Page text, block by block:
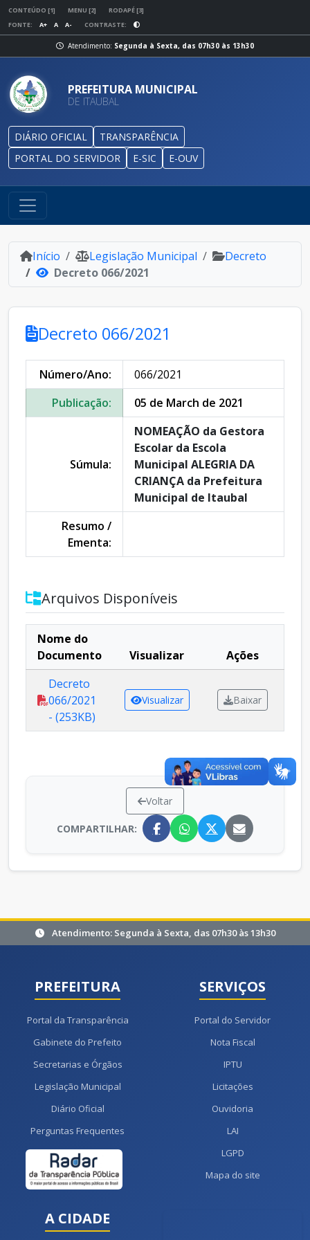
CONTEÚDO [1] MENU [2]
RODAPÉ [3]
FONTE:
A+ A A- CONTRASTE:
Atendimento: Segunda à Sexta, das 07h30 às 13h30
PREFEITURA MUNICIPAL
DE ITAUBAL
DIÁRIO OFICIAL
TRANSPARÊNCIA
PORTAL DO SERVIDOR
E-SIC E-OUV
Início Legislação Municipal
Decreto
Decreto 066/2021
Decreto 066/2021
Número/Ano:
066/2021
Publicação:
05 de March de 2021
Súmula:
NOMEAÇÃO da Gestora
Escolar da Escola
Municipal ALEGRIA DA
CRIANÇA da Prefeitura
Municipal de Itaubal
Resumo /
Ementa:
Arquivos Disponíveis
Nome do
Documento
Visualizar
Ações
Decreto
066/2021
- (253KB)
Visualizar Baixar
Voltar
COMPARTILHAR:
Atendimento: Segunda à Sexta, das 07h30 às 13h30
PREFEITURA
Portal da Transparência
Gabinete do Prefeito
Secretarias e Órgãos
Legislação Municipal
Diário Oficial
Perguntas Frequentes
SERVIÇOS
Portal do Servidor
Nota Fiscal
IPTU
Licitações
Ouvidoria
LAI
LGPD
Mapa do site
A CIDADE